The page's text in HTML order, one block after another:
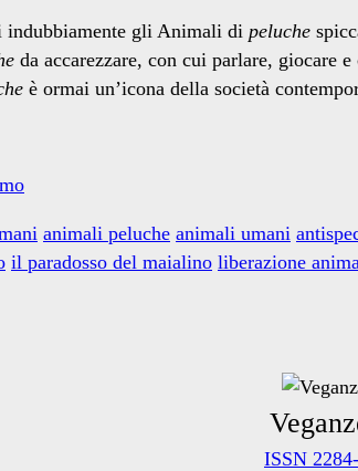
gli Animali di peluche
da accarezzare, con cui parlare, giocare
è ormai un’icona della società
animali peluche animali umani
il paradosso del maialino liberazione
ISSN